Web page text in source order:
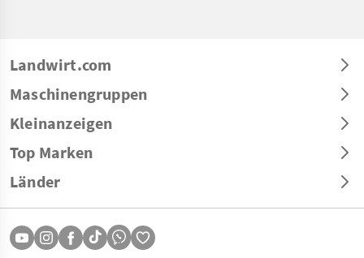
Landwirt.com
Maschinengruppen
Kleinanzeigen
Top Marken
Länder